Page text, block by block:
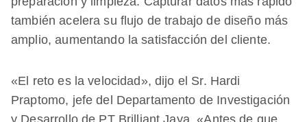
también acelera su flujo de trabajo de diseño más
amplio, aumentando la satisfacción del cliente.
«El reto es la velocidad», dijo el Sr. Hardi
Praptomo, jefe del Departamento de Investigación